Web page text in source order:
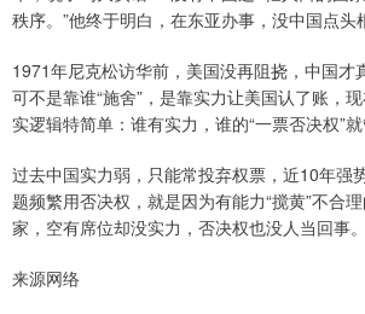
秩序。”他终于明白，在东亚办事，没中国点头
1971年尼克松访华前，美国没再阻挠，中国才
可不是靠谁“施舍”，是靠实力让美国认了账，
实逻辑特简单：谁有实力，谁的“一票否决权”就
过去中国实力弱，只能常投弃权票，近10年强
题频繁用否决权，就是因为有能力“搅黄”不合
家，空有席位却没实力，否决权也没人当回事。
来源网络